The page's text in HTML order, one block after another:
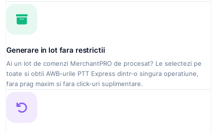
Generare in lot fara restrictii
Ai un lot de comenzi MerchantPRO de procesat? Le selectezi pe
toate si obtii AWB-urile PTT Express dintr-o singura operatiune,
fara prag maxim si fara click-uri suplimentare.